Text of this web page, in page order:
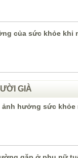
của sức khỏe khi
GIÀ
ảnh hưởng sức khỏe